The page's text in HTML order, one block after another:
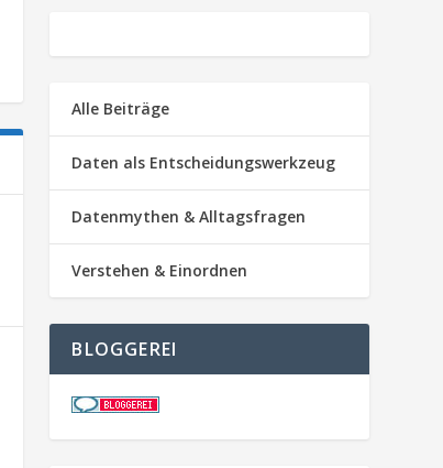
Alle Beiträge
Daten als Entscheidungswerkzeug
Datenmythen & Alltagsfragen
Verstehen & Einordnen
BLOGGEREI